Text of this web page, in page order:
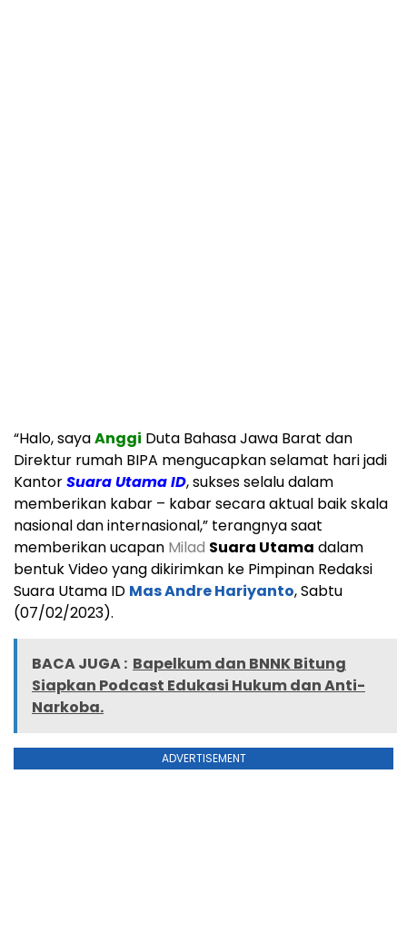
“Halo, sayaAnggi Duta Bahasa Jawa Barat dan
Direktur rumah BIPA mengucapkan selamat hari jadi
KantorSuara Utama ID, sukses selalu dalam
memberikan kabar – kabar secara aktual baik skala
nasional dan internasional,” terangnya saat
memberikan ucapan Milad Suara Utama dalam
bentuk Video yang dikirimkan ke Pimpinan Redaksi
Suara Utama ID Mas Andre Hariyanto, Sabtu
(07/02/2023).
BACA JUGA : Bapelkum dan BNNK Bitung
Siapkan Podcast Edukasi Hukum dan Anti-
Narkoba.
ADVERTISEMENT